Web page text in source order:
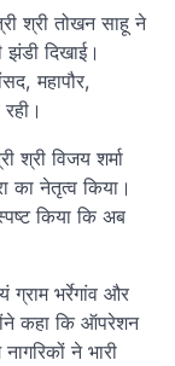
श्री तोखन साहू ने
झंडी दिखाई।
महापौर,
श्री विजय शर्मा
का नेतृत्व किया।
किया कि अब
ग्राम भर्रेगांव और
कहा कि ऑपरेशन
ने भारी